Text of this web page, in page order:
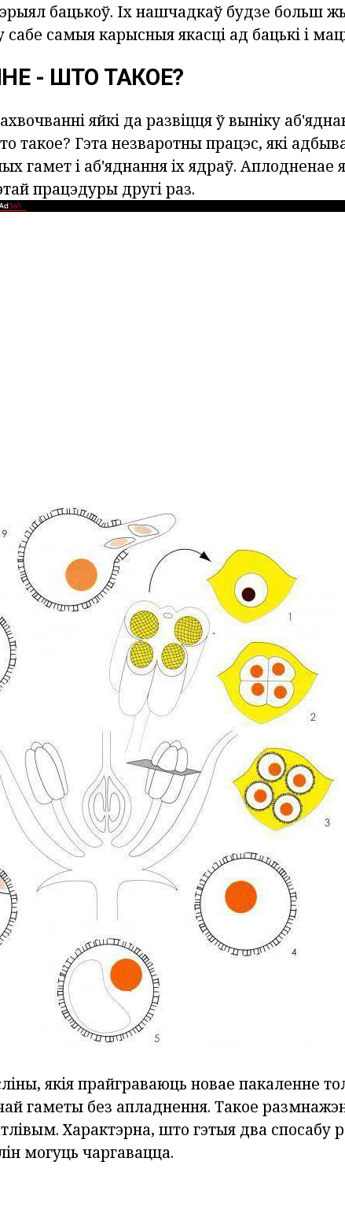
бацькоў. Іх нашчадкаў будзе больш
сабе самыя карысныя якасці ад бацькі і
- ШТО ТАКОЕ?
яйкі да развіцця ў выніку
такое? Гэта незваротны працэс, які
гамет і аб'яднання іх ядраў. Аплодненае
працэдуры другі раз.
якія прайграваюць новае пакаленне
гаметы без апладнення. Такое
Характэрна, што гэтыя два спосабу
могуць чаргавацца.